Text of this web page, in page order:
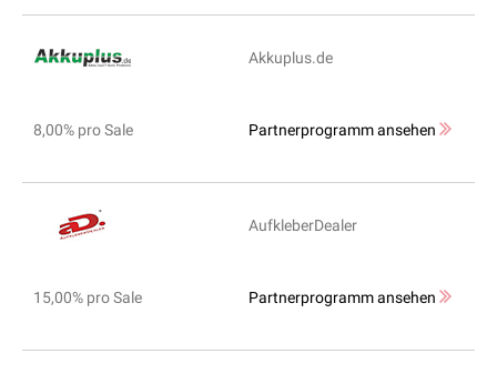
Akkuplus.de
8,00% pro Sale Partnerprogramm ansehen
AufkleberDealer
15,00% pro Sale Partnerprogramm ansehen